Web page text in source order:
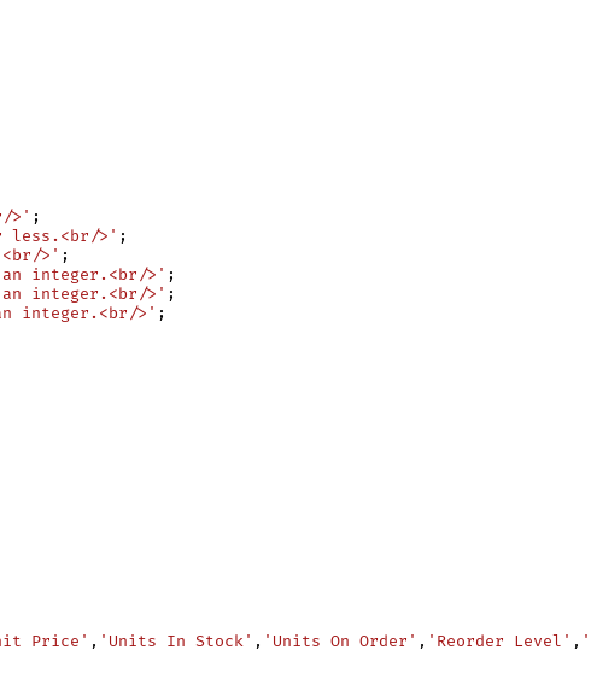
>' ;
less.<br/>' ;
>' ;
an integer.<br/>' ;
an integer.<br/>' ;
integer.<br/>' ;
Price' , 'Units In Stock' , 'Units On Order' , 'Reorder Level' ,